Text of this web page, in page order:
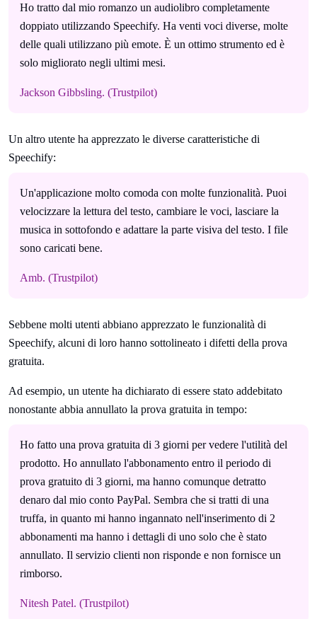
Ho tratto dal mio romanzo un audiolibro completamente
doppiato utilizzando Speechify. Ha venti voci diverse, molte
delle quali utilizzano più emote. È un ottimo strumento ed è
solo migliorato negli ultimi mesi.
Jackson Gibbsling. (Trustpilot)
Un altro utente ha apprezzato le diverse caratteristiche di
Speechify:
Un'applicazione molto comoda con molte funzionalità. Puoi
velocizzare la lettura del testo, cambiare le voci, lasciare la
musica in sottofondo e adattare la parte visiva del testo. I file
sono caricati bene.
Amb. (Trustpilot)
Sebbene molti utenti abbiano apprezzato le funzionalità di
Speechify, alcuni di loro hanno sottolineato i difetti della prova
gratuita.
Ad esempio, un utente ha dichiarato di essere stato addebitato
nonostante abbia annullato la prova gratuita in tempo:
Ho fatto una prova gratuita di 3 giorni per vedere l'utilità del
prodotto. Ho annullato l'abbonamento entro il periodo di
prova gratuito di 3 giorni, ma hanno comunque detratto
denaro dal mio conto PayPal. Sembra che si tratti di una
truffa, in quanto mi hanno ingannato nell'inserimento di 2
abbonamenti ma hanno i dettagli di uno solo che è stato
annullato. Il servizio clienti non risponde e non fornisce un
rimborso.
Nitesh Patel. (Trustpilot)